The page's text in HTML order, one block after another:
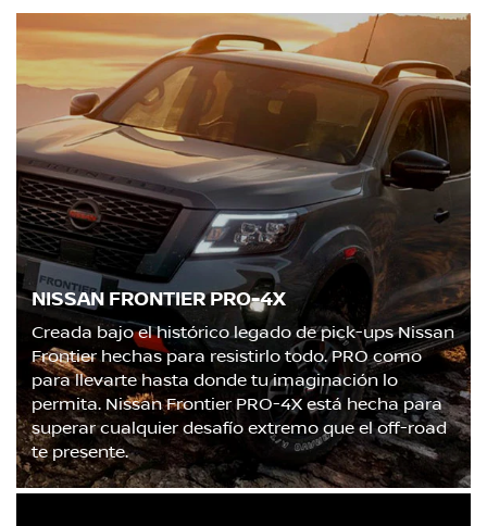
NISSAN FRONTIER PRO-4X
Creada bajo el histórico legado de pick-ups Nissan
Frontier hechas para resistirlo todo. PRO como
para llevarte hasta donde tu imaginación lo
permita. Nissan Frontier PRO-4X está hecha para
superar cualquier desafío extremo que el off-road
te presente.